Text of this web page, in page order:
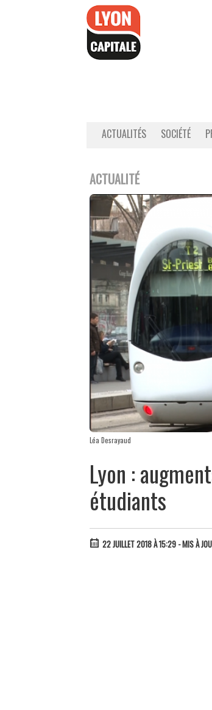
ACTUALITÉS SOCIÉTÉ
ACTUALITÉ
Léa Desrayaud
Lyon :
étudiants
22 JUILLET 2018 À 15:29 - MIS À